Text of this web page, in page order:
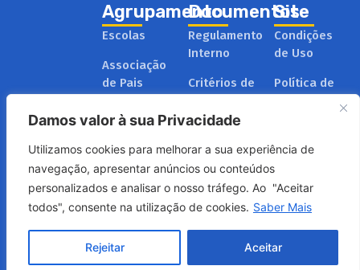
Damos valor à sua Privacidade
Utilizamos cookies para melhorar a sua experiência de
navegação, apresentar anúncios ou conteúdos
personalizados e analisar o nosso tráfego. Ao "Aceitar
todos", consente na utilização de cookies. Saber Mais
Rejeitar Aceitar
Agrupamento
Escolas
Associação
de Pais
Administração
e Gestão
Plano de
Formação
Documentos
Regulamento
Interno
Critérios de
Relatórios
Educativo
Site
Condições
de Uso
Política de
Cookies
Copyright ©2025 Agrupamento de Escolas
de Vallis Longus.
Todos os Direitos
Reservados